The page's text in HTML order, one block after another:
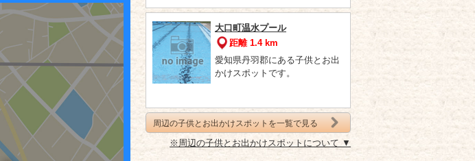
大口町温水プール
距離 1.4 km
愛知県丹羽郡にある子供とお出
かけスポットです。
周辺の子供とお出かけスポットを一覧で見る
※周辺の子供とお出かけスポットについて ▼